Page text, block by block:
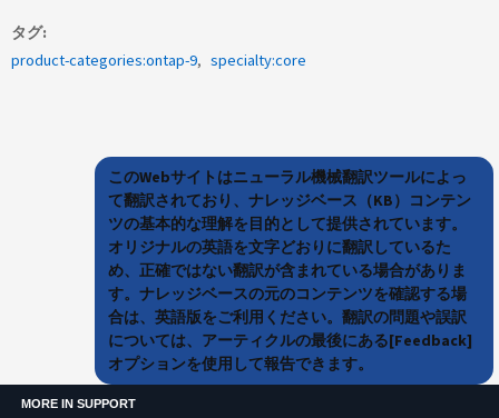
タグ
product-categories:ontap-9
specialty:core
このWebサイトはニューラル機械翻訳ツールによっ
て翻訳されており、ナレッジベース（KB）コンテン
ツの基本的な理解を目的として提供されています。
オリジナルの英語を文字どおりに翻訳しているた
め、正確ではない翻訳が含まれている場合がありま
す。ナレッジベースの元のコンテンツを確認する場
合は、英語版をご利用ください。翻訳の問題や誤訳
については、アーティクルの最後にある[Feedback]
オプションを使用して報告できます。
MORE IN SUPPORT